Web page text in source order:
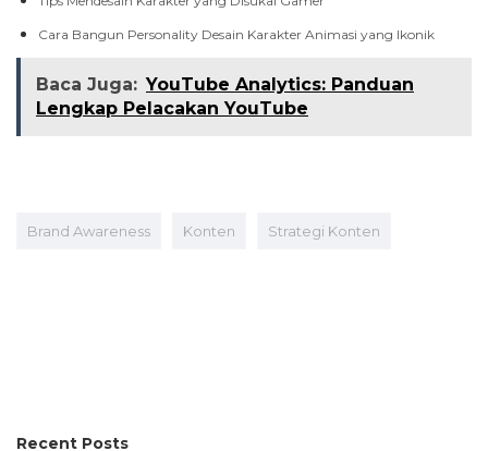
Cara Bangun Personality Desain Karakter Animasi yang Ikonik
Baca Juga: YouTube Analytics: Panduan
Lengkap Pelacakan YouTube
Brand Awareness Konten Strategi Konten
Kuliah 2 vs 4 Tahun: Mana yang Lebih Siap Kerja di Industri Kreatif?